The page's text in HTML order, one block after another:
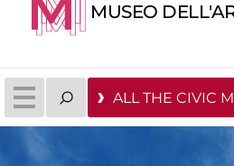
MUSEO
ALL THE CIVIC